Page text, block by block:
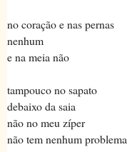
no coração e nas pernas
nenhum
e na meia não
tampouco no sapato
debaixo da saia
não no meu zíper
não tem nenhum problema